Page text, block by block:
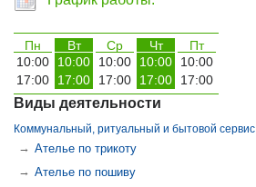
Пн Вт Ср Чт
Пт
10:00
10:00 10:00 10:00
10:00
17:00
17:00 17:00 17:00 17:00
Виды деятельности
Коммунальный, ритуальный и бытовой сервис
→ Ателье по трикоту
→ Ателье по пошиву